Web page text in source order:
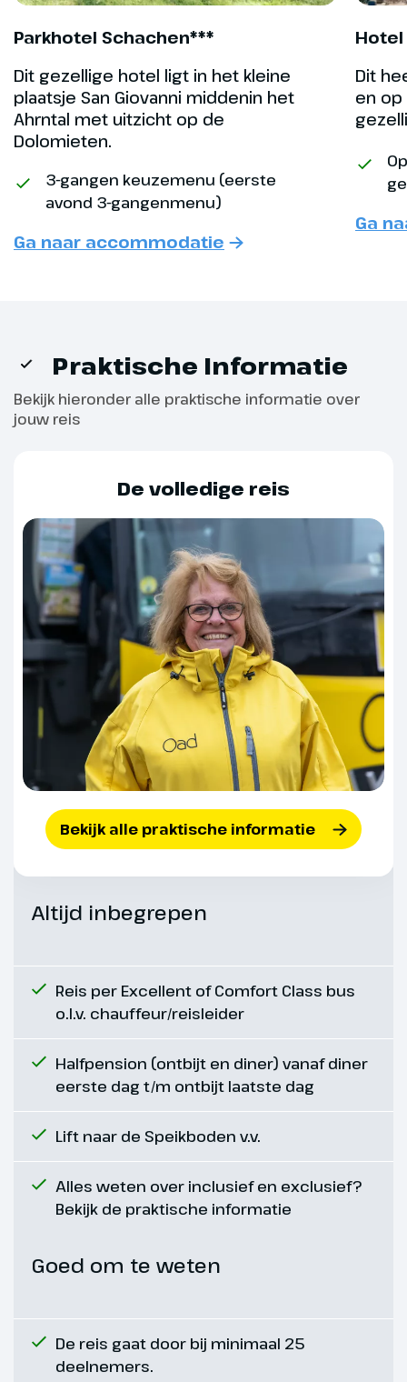
Vrije dag
Dag 7
Via Udine naar Opatija
360 km
We verlaten ons hotel in Zuid-Tirol
en rijden naar de stad Udine in de
Friuli regio. De stad heeft door
zijn ligging vlakbij de grens met
Oostenrijk en Slovenië een mix
van culturen. Je vind hier
weer Venetiaanse invloeden en
We rijden langs de Golf van Triëst,
door Slovenië naar Istrië in
avond komen we aan in ons hotel
in Opatija, waar we vier nachten
verblijven.
Hoogtepunt
Idyllisch Opatija
Parkhotel Schachen***
Dit gezellige hotel ligt in het kleine
plaatsje San Giovanni middenin het
Ahrntal met uitzicht op de
Dolomieten.
3-gangen keuzemenu (eerste
avond 3-gangenmenu)
Ga naar accommodatie
Dit
en op
Ga
Praktische Informatie
Bekijk hieronder alle praktische informatie over
jouw reis
Altijd inbegrepen
Reis per Excellent of Comfort Class bus
o.l.v. chauffeur/reisleider
Halfpension (ontbijt en diner) vanaf diner
eerste dag t/m ontbijt laatste dag
Lift naar de Speikboden v.v.
Alles weten over inclusief en exclusief?
Bekijk de praktische informatie
De volledige reis
Bekijk alle praktische informatie
Goed om te weten
De reis gaat door bij minimaal 25
deelnemers.